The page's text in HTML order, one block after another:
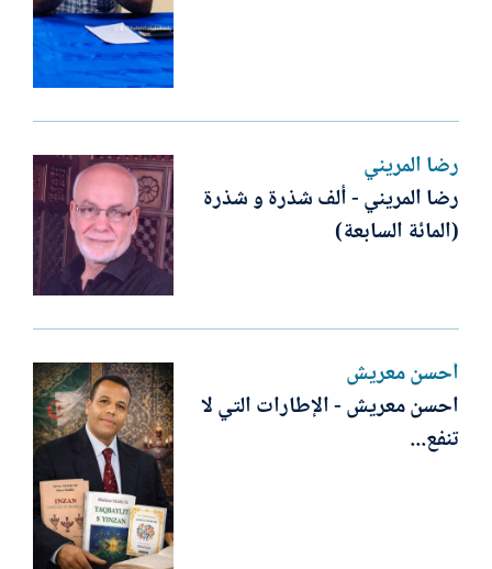
رضا المريني
رضا المريني - ألف شذرة و شذرة
(المائة السابعة)
أحسن معريش
احسن معريش - الإطارات التي لا
تنفع...